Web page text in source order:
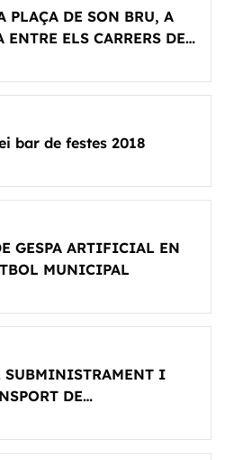
PLAÇA DE SON BRU, A
ELS CARRERS DEL
bar de festes 2018
GESPA ARTIFICIAL EN
MUNICIPAL
SUBMINISTRAMENT I
DE
DEL